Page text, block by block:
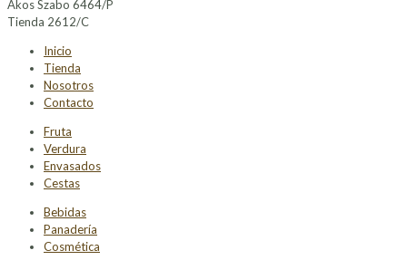
Akos Szabo 6464/P
Tienda 2612/C
Inicio
Tienda
Nosotros
Contacto
Fruta
Verdura
Envasados
Cestas
Bebidas
Panadería
Cosmética